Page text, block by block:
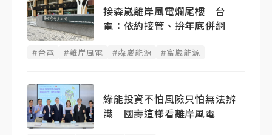
接森崴離岸風電爛尾樓 台
電：依約接管、拚年底併網
#台電 #離岸風電 #森崴能源 #富崴能源
綠能投資不怕風險只怕無法辨
識 國壽這樣看離岸風電